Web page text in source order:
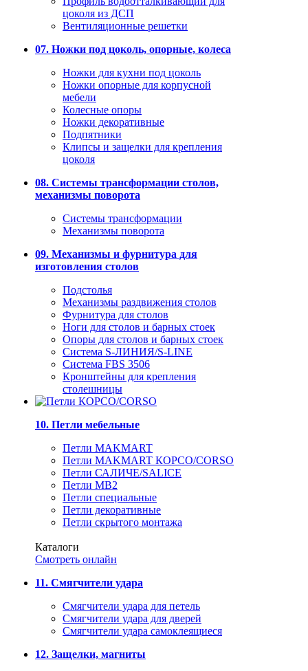
цоколя из ДСП
Вентиляционные решетки
07. Ножки под цоколь, опорные, колеса
Ножки для кухни под цоколь
Ножки опорные для корпусной
мебели
Колесные опоры
Ножки декоративные
Подпятники
Клипсы и защелки для крепления
цоколя
08. Системы трансформации столов,
механизмы поворота
Системы трансформации
Механизмы поворота
09. Механизмы и фурнитура для
изготовления столов
Подстолья
Механизмы раздвижения столов
Фурнитура для столов
Ноги для столов и барных стоек
Опоры для столов и барных стоек
Система S-ЛИНИЯ/S-LINE
Система FBS 3506
Кронштейны для крепления
столешницы
10. Петли мебельные
Петли MAKMART
Петли MAKMART КОРСО/CORSO
Петли САЛИЧЕ/SALICE
Петли MB2
Петли специальные
Петли декоративные
Петли скрытого монтажа
Каталоги
Смотреть онлайн
11. Смягчители удара
Смягчители удара для петель
Смягчители удара для дверей
Cмягчители удара самоклеящиеся
12. Защелки, магниты